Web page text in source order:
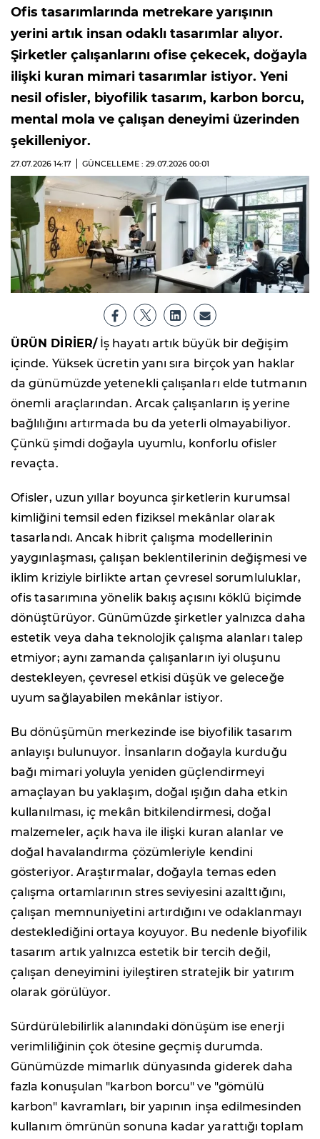
Ofis tasarımlarında metrekare yarışının
yerini artık insan odaklı tasarımlar alıyor.
Şirketler çalışanlarını ofise çekecek, doğayla
ilişki kuran mimari tasarımlar istiyor. Yeni
nesil ofisler, biyofilik tasarım, karbon borcu,
mental mola ve çalışan deneyimi üzerinden
şekilleniyor.
27.07.2026 14:17 GÜNCELLEME : 29.07.2026 00:01
ÜRÜN DİRİER/İş hayatı artık büyük bir değişim
içinde. Yüksek ücretin yanı sıra birçok yan haklar
da günümüzde yetenekli çalışanları elde tutmanın
önemli araçlarından. Arcak çalışanların iş yerine
bağlılığını artırmada bu da yeterli olmayabiliyor.
Çünkü şimdi doğayla uyumlu, konforlu ofisler
revaçta.
Ofisler, uzun yıllar boyunca şirketlerin kurumsal
kimliğini temsil eden fiziksel mekânlar olarak
tasarlandı. Ancak hibrit çalışma modellerinin
yaygınlaşması, çalışan beklentilerinin değişmesi ve
iklim kriziyle birlikte artan çevresel sorumluluklar,
ofis tasarımına yönelik bakış açısını köklü biçimde
dönüştürüyor. Günümüzde şirketler yalnızca daha
estetik veya daha teknolojik çalışma alanları talep
etmiyor; aynı zamanda çalışanların iyi oluşunu
destekleyen, çevresel etkisi düşük ve geleceğe
uyum sağlayabilen mekânlar istiyor.
Bu dönüşümün merkezinde ise biyofilik tasarım
anlayışı bulunuyor. İnsanların doğayla kurduğu
bağı mimari yoluyla yeniden güçlendirmeyi
amaçlayan bu yaklaşım, doğal ışığın daha etkin
kullanılması, iç mekân bitkilendirmesi, doğal
malzemeler, açık hava ile ilişki kuran alanlar ve
doğal havalandırma çözümleriyle kendini
gösteriyor. Araştırmalar, doğayla temas eden
çalışma ortamlarının stres seviyesini azalttığını,
çalışan memnuniyetini artırdığını ve odaklanmayı
desteklediğini ortaya koyuyor. Bu nedenle biyofilik
tasarım artık yalnızca estetik bir tercih değil,
çalışan deneyimini iyileştiren stratejik bir yatırım
olarak görülüyor.
Sürdürülebilirlik alanındaki dönüşüm ise enerji
verimliliğinin çok ötesine geçmiş durumda.
Günümüzde mimarlık dünyasında giderek daha
fazla konuşulan "karbon borcu" ve "gömülü
karbon" kavramları, bir yapının inşa edilmesinden
kullanım ömrünün sonuna kadar yarattığı toplam